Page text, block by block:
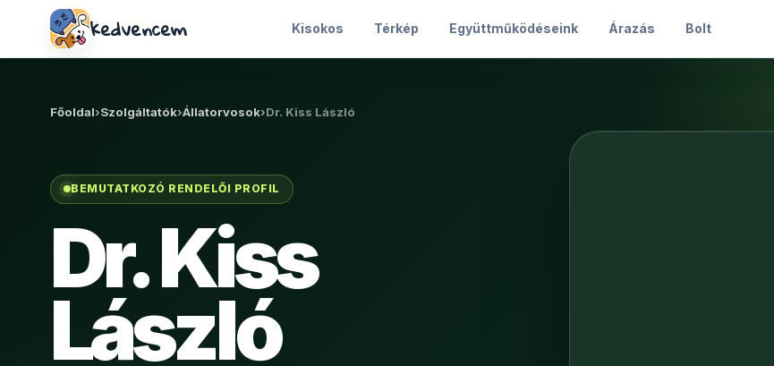
kedvencem Kisokos Térkép Együttműködéseink Árazás Bolt
Főoldal›Szolgáltatók›Állatorvosok›Dr. Kiss László
BEMUTATKOZÓ RENDELŐI PROFIL
Dr. Kiss
László